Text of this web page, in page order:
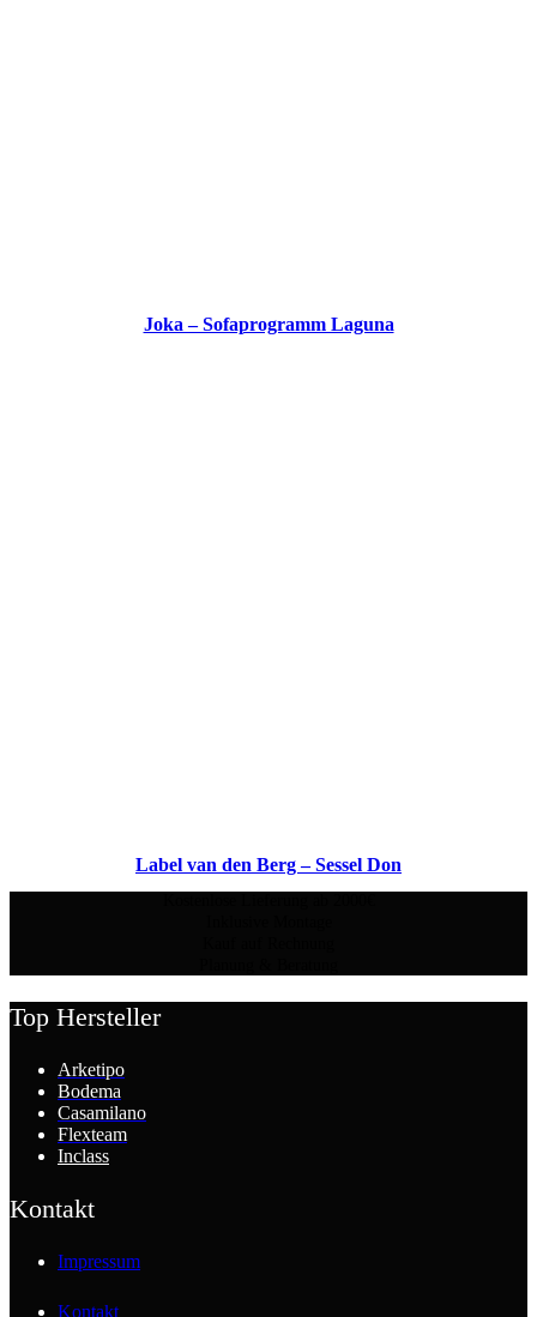
Joka – Sofaprogramm Laguna
Label van den Berg – Sessel Don
Top Hersteller
Arketipo
Bodema
Casamilano
Flexteam
Inclass
Kontakt
Impressum
Kontakt